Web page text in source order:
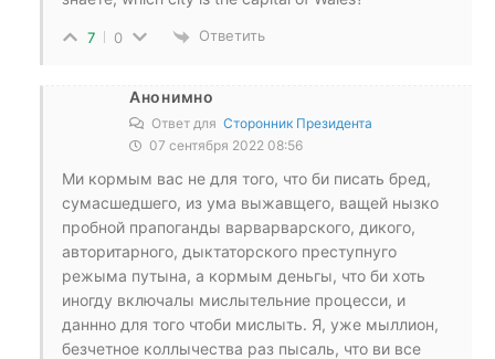
7 0 Ответить
Анонимно
Ответ для Сторонник Президента
07 сентября 2022 08:56
Ми кормым вас не для того, что би писать бред,
сумасшедшего, из ума выжавщего, ващей нызко
пробной прапоганды варварварского, дикого,
авторитарного, дыктаторского преступнуго
режыма путына, а кормым деньгы, что би хоть
иногду включалы мислытельние процесси, и
даннно для того чтоби мислыть. Я, уже мыллион,
безчетное коллычества раз пысаль, что ви все